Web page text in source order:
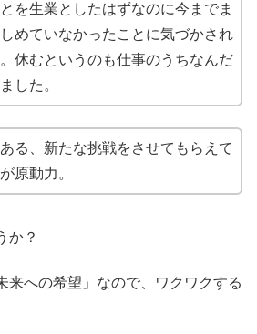
を生業としたはずなのに今までま
めていなかったことに気づかされ
休むというのも仕事のうちなんだ
した。
る、新たな挑戦をさせてもらえて
原動力。
か？
来への希望」なので、ワクワクする